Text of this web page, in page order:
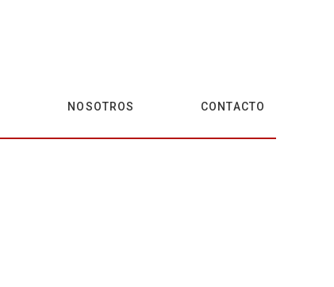
NOSOTROS CONTACTO